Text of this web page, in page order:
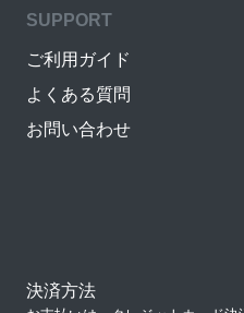
SUPPORT
ご利用ガイド
よくある質問
お問い合わせ
決済方法